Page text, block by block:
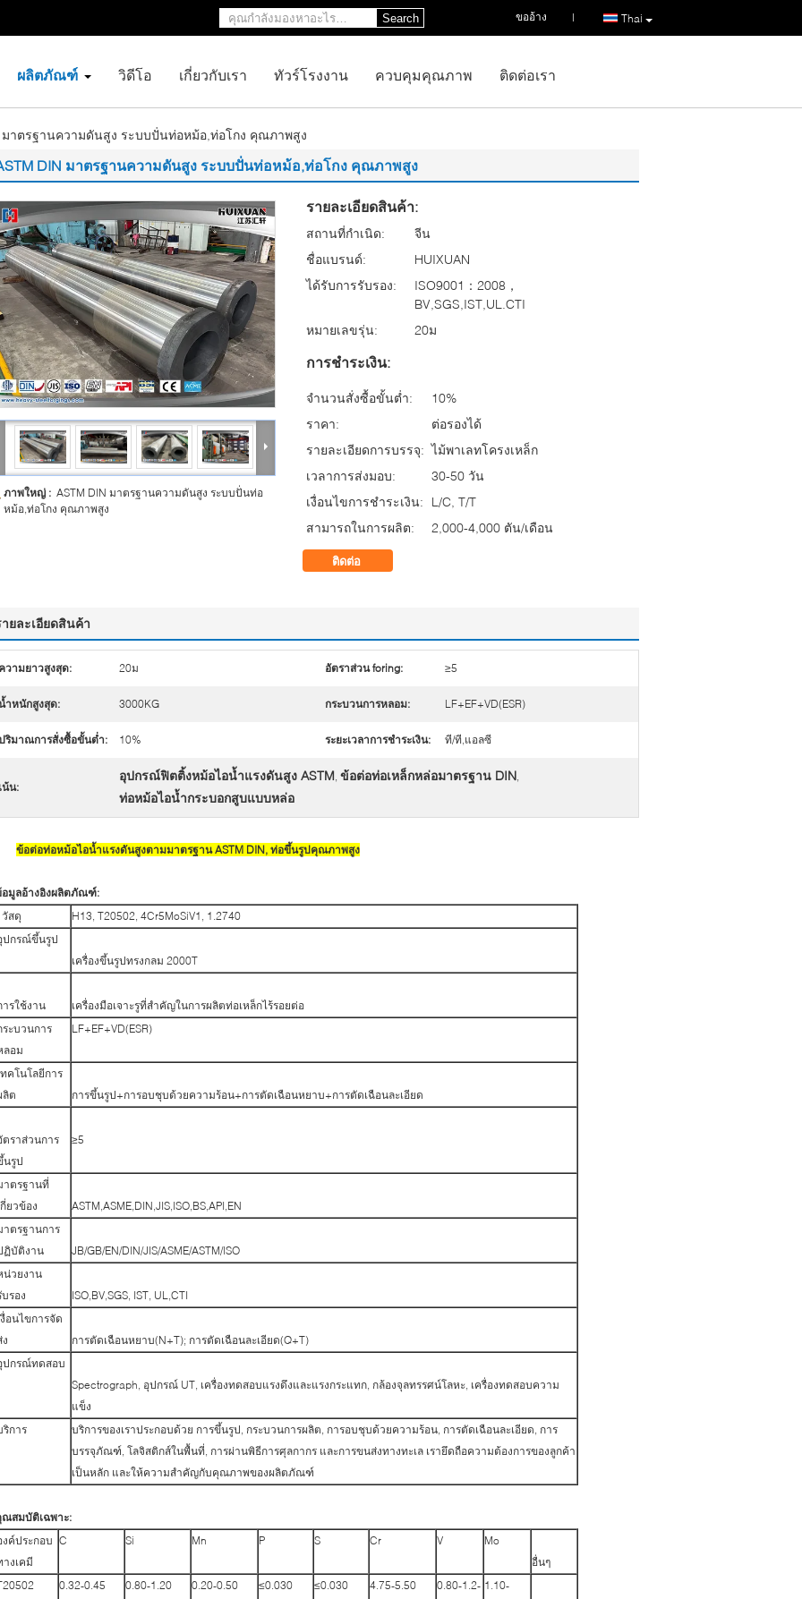
Thai
ขออ้าง |
Search
ผลิตภัณฑ์ วิดีโอ เกี่ยวกับเรา ทัวร์โรงงาน ควบคุมคุณภาพ ติดต่อเรา
มาตรฐานความดันสูง ระบบปั่นท่อหม้อ,ท่อโกง คุณภาพสูง
DIN มาตรฐานความดันสูง ระบบปั่นท่อหม้อ,ท่อโกง คุณภาพสูง
ภาพใหญ่ : ASTM DIN มาตรฐานความดันสูง ระบบปั่นท่อ
หม้อ,ท่อโกง คุณภาพสูง
รายละเอียดสินค้า:
สถานที่กำเนิด:
จีน
ชื่อแบรนด์:
HUIXUAN
ได้รับการรับรอง:
ISO9001：2008，
BV,SGS,IST,UL.CTI
หมายเลขรุ่น:
20ม
การชำระเงิน:
จำนวนสั่งซื้อขั้นต่ำ:
10%
ราคา:
ต่อรองได้
รายละเอียดการบรรจุ: ไม้พาเลทโครงเหล็ก
เวลาการส่งมอบ:
30-50 วัน
เงื่อนไขการชำระเงิน:
L/C, T/T
สามารถในการผลิต:
2,000-4,000 ตัน/เดือน
ติดต่อ
ยละเอียดสินค้า
วามยาวสูงสุด: 20ม อัตราส่วน foring: ≥5
ำหนักสูงสุด: 3000KG กระบวนการหลอม: LF+EF+VD(ESR)
ริมาณการสั่งซื้อขั้นต่ำ: 10% ระยะเวลาการชําระเงิน: ที/ที,แอลซี
น้น:
อุปกรณ์ฟิตติ้งหม้อไอน้ำแรงดันสูง ASTM, ข้อต่อท่อเหล็กหล่อมาตรฐาน DIN,
ท่อหม้อไอน้ำกระบอกสูบแบบหล่อ
ข้อต่อท่อหม้อไอน้ำแรงดันสูงตามมาตรฐาน ASTM DIN, ท่อขึ้นรูปคุณภาพสูง
มูลอ้างอิงผลิตภัณฑ์:
สดุ
H13, T20502, 4Cr5MoSiV1, 1.2740
ปกรณ์ขึ้นรูป
เครื่องขึ้นรูปทรงกลม 2000T
ารใช้งาน
เครื่องมือเจาะรูที่สำคัญในการผลิตท่อเหล็กไร้รอยต่อ
ระบวนการ
ลอม
LF+EF+VD(ESR)
ทคโนโลยีการ
ลิต
การขึ้นรูป+การอบชุบด้วยความร้อน+การตัดเฉือนหยาบ+การตัดเฉือนละเอียด
ตราส่วนการ
นรูป
≥5
าตรฐานที่
กี่ยวข้อง
ASTM,ASME,DIN,JIS,ISO,BS,API,EN
าตรฐานการ
ฏิบัติงาน
JB/GB/EN/DIN/JIS/ASME/ASTM/ISO
น่วยงาน
บรอง
ISO,BV,SGS, IST, UL,CTI
งื่อนไขการจัด
การตัดเฉือนหยาบ(N+T); การตัดเฉือนละเอียด(Q+T)
ปกรณ์ทดสอบ
Spectrograph, อุปกรณ์ UT, เครื่องทดสอบแรงดึงและแรงกระแทก, กล้องจุลทรรศน์โลหะ, เครื่องทดสอบความ
แข็ง
ริการ
บริการของเราประกอบด้วย การขึ้นรูป, กระบวนการผลิต, การอบชุบด้วยความร้อน, การตัดเฉือนละเอียด, การ
บรรจุภัณฑ์, โลจิสติกส์ในพื้นที่, การผ่านพิธีการศุลกากร และการขนส่งทางทะเล เรายึดถือความต้องการของลูกค้า
เป็นหลัก และให้ความสำคัญกับคุณภาพของผลิตภัณฑ์
สมบัติเฉพาะ:
งค์ประกอบ
างเคมี
C Si Mn P S Cr V
Mo
อื่นๆ
0.32-0.45 0.80-1.20 0.20-0.50 ≤0.030 ≤0.030 4.75-5.50 0.80-1.2- 1.10-